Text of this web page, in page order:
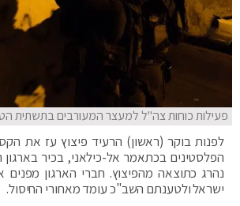
פעילות כוחות צה"ל למעצר המעורבים בתשתית
לפנות בוקר (ראשון) הרעיד פיצוץ עז את
הפלסטינים בכתאמר אל-כילאני, בכיר בארגון
נהרג כתוצאה מהפיצוץ. חברי הארגון
ישראל ולטענתם השב"כ עומד מאחורי החיסול.